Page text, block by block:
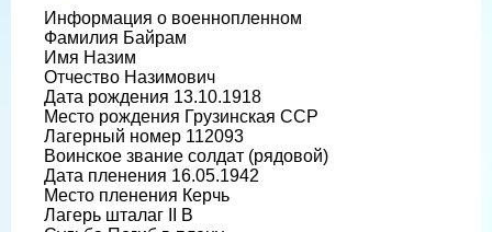
Информация о военнопленном
Фамилия Байрам
Имя Назим
Отчество Назимович
Дата рождения 13.10.1918
Место рождения Грузинская ССР
Лагерный номер 112093
Воинское звание солдат (рядовой)
Дата пленения 16.05.1942
Место пленения Керчь
Лагерь шталаг II B